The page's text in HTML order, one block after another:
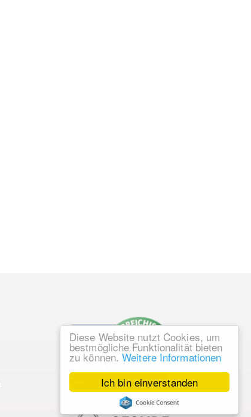
Ich bin einverstanden
Diese Website nutzt Cookies, um
bestmögliche Funktionalität bieten
zu können.Weitere Informationen